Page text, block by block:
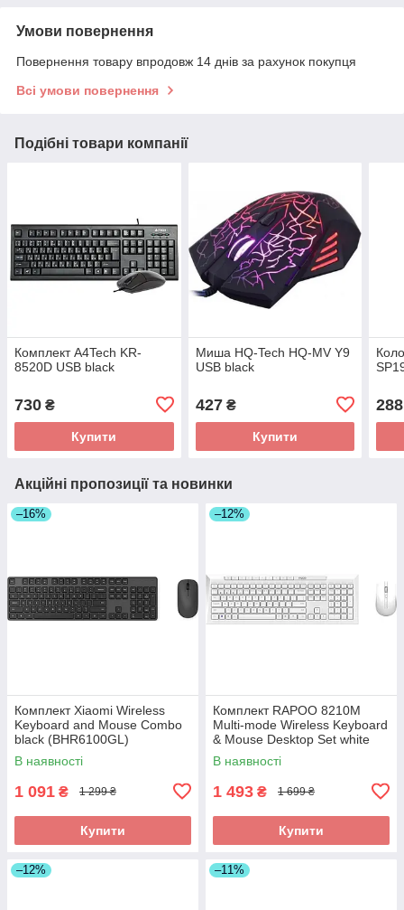
Умови повернення
Повернення товару впродовж 14 днів за рахунок покупця
Всі умови повернення
Подібні товари компанії
Комплект A4Tech KR-
8520D USB black
730 ₴
Купити
Миша HQ-Tech HQ-MV Y9
USB black
427₴
Купити
288
Акційні пропозиції та новинки
–16%
Комплект Xiaomi Wireless
Keyboard and Mouse Combo
black (BHR6100GL)
(українська розкладка) UA
В наявності
1 091 ₴ 1 299 ₴
Купити
–12%
Комплект RAPOO 8210M
Multi-mode Wireless Keyboard
& Mouse Desktop Set white
(13588)
В наявності
1 493 ₴ 1 699 ₴
Купити
–12% –11%